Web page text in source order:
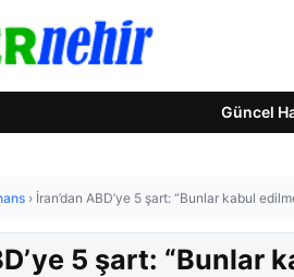
Güncel
› İran’dan ABD’ye 5 şart: “Bunlar kabul
5 şart: “Bunlar